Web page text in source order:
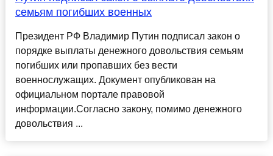
семьям погибших военных
Президент РФ Владимир Путин подписал закон о
порядке выплаты денежного довольствия семьям
погибших или пропавших без вести
военнослужащих. Документ опубликован на
официальном портале правовой
информации.Согласно закону, помимо денежного
довольствия ...